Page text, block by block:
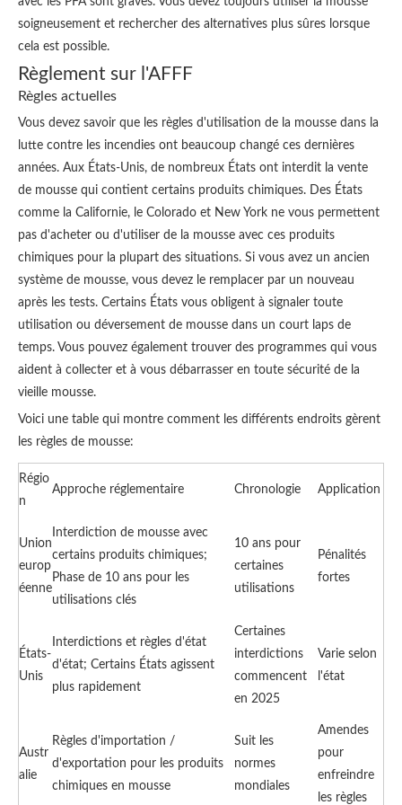
soigneusement et rechercher des alternatives plus sûres lorsque
cela est possible.
Règlement sur l'AFFF
Règles actuelles
Vous devez savoir que les règles d'utilisation de la mousse dans la
lutte contre les incendies ont beaucoup changé ces dernières
années. Aux États-Unis, de nombreux États ont interdit la vente
de mousse qui contient certains produits chimiques. Des États
comme la Californie, le Colorado et New York ne vous permettent
pas d'acheter ou d'utiliser de la mousse avec ces produits
chimiques pour la plupart des situations. Si vous avez un ancien
système de mousse, vous devez le remplacer par un nouveau
après les tests. Certains États vous obligent à signaler toute
utilisation ou déversement de mousse dans un court laps de
temps. Vous pouvez également trouver des programmes qui vous
aident à collecter et à vous débarrasser en toute sécurité de la
vieille mousse.
Voici une table qui montre comment les différents endroits gèrent
les règles de mousse:
Régio
n
Approche réglementaire Chronologie Application
Union
europ
éenne
Interdiction de mousse avec
certains produits chimiques;
Phase de 10 ans pour les
utilisations clés
10 ans pour
certaines
utilisations
Pénalités
fortes
États-
Unis
Interdictions et règles d'état
d'état; Certains États agissent
plus rapidement
Certaines
interdictions
commencent
en 2025
Varie selon
l'état
Austr
alie
Règles d'importation /
d'exportation pour les produits
chimiques en mousse
Suit les
normes
mondiales
Amendes
pour
enfreindre
les règles